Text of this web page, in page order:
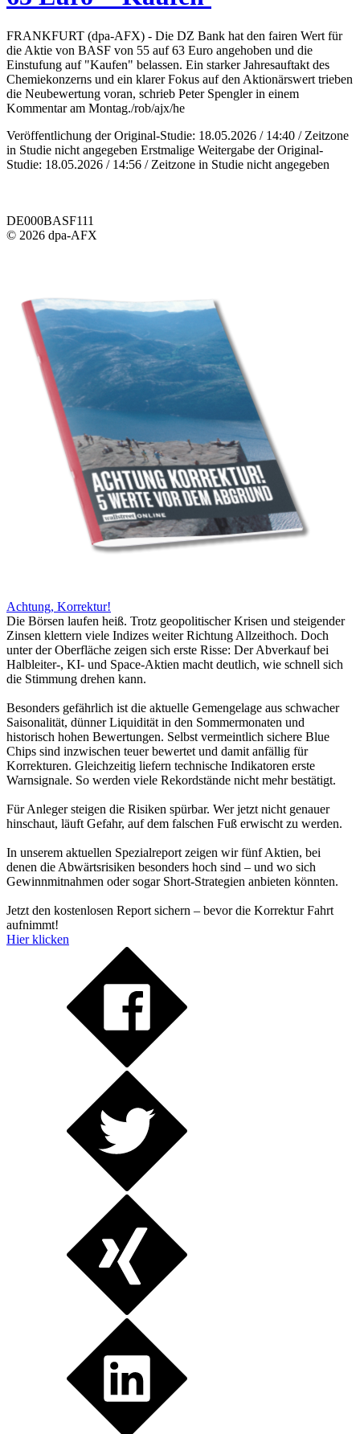
FRANKFURT (dpa-AFX) - Die DZ Bank hat den fairen Wert für
die Aktie von BASF von 55 auf 63 Euro angehoben und die
Einstufung auf "Kaufen" belassen. Ein starker Jahresauftakt des
Chemiekonzerns und ein klarer Fokus auf den Aktionärswert trieben
die Neubewertung voran, schrieb Peter Spengler in einem
Kommentar am Montag./rob/ajx/he
Veröffentlichung der Original-Studie: 18.05.2026 / 14:40 / Zeitzone
in Studie nicht angegeben Erstmalige Weitergabe der Original-
Studie: 18.05.2026 / 14:56 / Zeitzone in Studie nicht angegeben
DE000BASF111
© 2026 dpa-AFX
Achtung, Korrektur!
Die Börsen laufen heiß. Trotz geopolitischer Krisen und steigender
Zinsen klettern viele Indizes weiter Richtung Allzeithoch. Doch
unter der Oberfläche zeigen sich erste Risse: Der Abverkauf bei
Halbleiter-, KI- und Space-Aktien macht deutlich, wie schnell sich
die Stimmung drehen kann.
Besonders gefährlich ist die aktuelle Gemengelage aus schwacher
Saisonalität, dünner Liquidität in den Sommermonaten und
historisch hohen Bewertungen. Selbst vermeintlich sichere Blue
Chips sind inzwischen teuer bewertet und damit anfällig für
Korrekturen. Gleichzeitig liefern technische Indikatoren erste
Warnsignale. So werden viele Rekordstände nicht mehr bestätigt.
Für Anleger steigen die Risiken spürbar. Wer jetzt nicht genauer
hinschaut, läuft Gefahr, auf dem falschen Fuß erwischt zu werden.
In unserem aktuellen Spezialreport zeigen wir fünf Aktien, bei
denen die Abwärtsrisiken besonders hoch sind – und wo sich
Gewinnmitnahmen oder sogar Short-Strategien anbieten könnten.
Jetzt den kostenlosen Report sichern – bevor die Korrektur Fahrt
aufnimmt!
Hier klicken